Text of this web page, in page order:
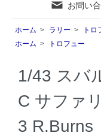
お問い
ホーム > ラリー >
トロ
ホーム > トロフュー
1/43 スバ
C サファ
3 R.Burns